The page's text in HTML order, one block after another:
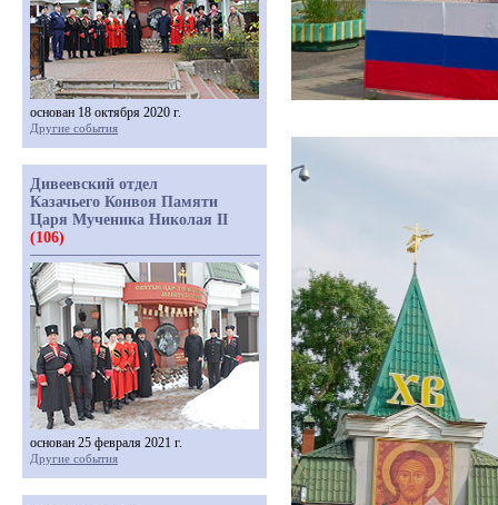
основан 18 октября 2020 г.
Другие события
Дивеевский отдел
Казачьего Конвоя Памяти
Царя Мученика Николая II
(106)
основан 25 февраля 2021 г.
Другие события